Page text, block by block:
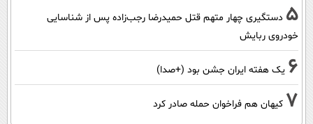
5 دستگیری چهار متهم قتل حمیدرضا رجب‌زاده پس از شناسایی
خودروی ربایش
6 یک هفته ایران جشن بود (+صدا)
7 کیهان هم فراخوان حمله صادر کرد